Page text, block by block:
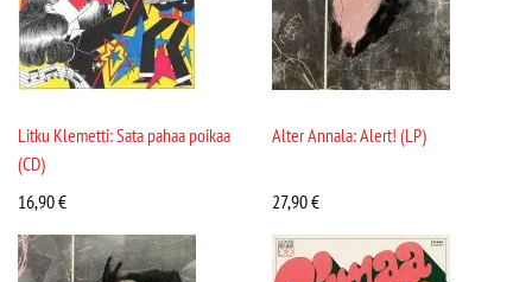
Litku Klemetti: Sata pahaa poikaa
(CD)
16,90€
Alter Annala: Alert! (LP)
27,90€